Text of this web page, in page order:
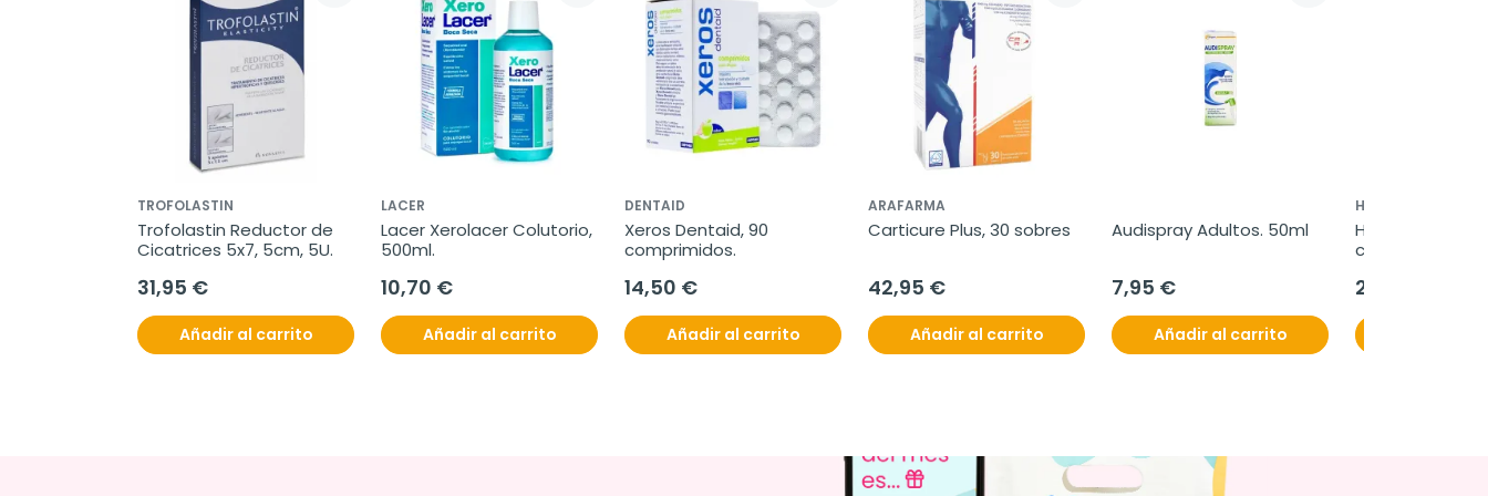
TROFOLASTIN
Trofolastin Reductor de
Cicatrices 5x7, 5cm, 5U.
31,95 €
Añadir al carrito
LACER
Lacer Xerolacer Colutorio,
500ml.
10,70 €
Añadir al carrito
DENTAID
Xeros Dentaid, 90
comprimidos.
14,50 €
Añadir al carrito
ARAFARMA
Carticure Plus, 30 sobres
42,95 €
Añadir al carrito
Audispray Adultos. 50ml
7,95 €
Añadir al carrito
HELIOCARE
Heliocare 360,
cápsulas
27,99 €